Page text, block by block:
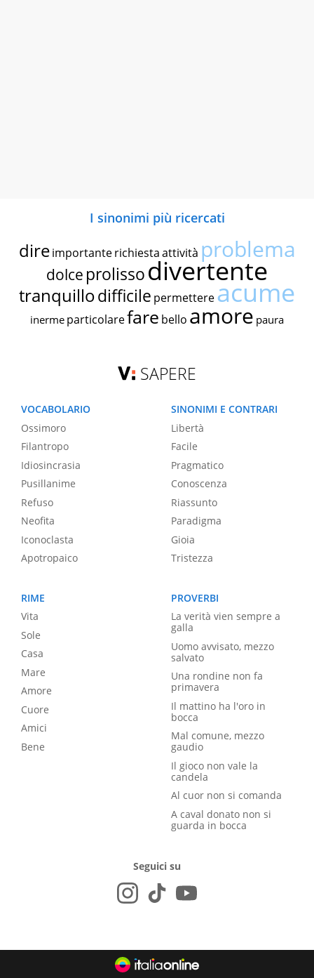
I sinonimi più ricercati
dire importante richiestaattività problema
dolce prolissodivertente
tranquillodifficile permettereacume
inerme particolarefare bello amore paura
SAPERE
VOCABOLARIO
Ossimoro
Filantropo
Idiosincrasia
Pusillanime
Refuso
Neofita
Iconoclasta
Apotropaico
SINONIMI E CONTRARI
Libertà
Facile
Pragmatico
Conoscenza
Riassunto
Paradigma
Gioia
Tristezza
RIME
Vita
Sole
Casa
Mare
Amore
Cuore
Amici
Bene
PROVERBI
La verità vien sempre a
galla
Uomo avvisato, mezzo
salvato
Una rondine non fa
primavera
Il mattino ha l'oro in
bocca
Mal comune, mezzo
gaudio
Il gioco non vale la
candela
Al cuor non si comanda
A caval donato non si
guarda in bocca
Seguici su